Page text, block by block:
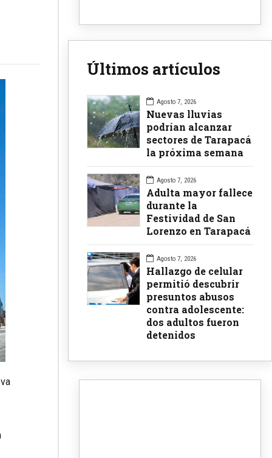
Últimos artículos
Agosto 7, 2026
Nuevas lluvias
podrían alcanzar
sectores de Tarapacá
la próxima semana
Agosto 7, 2026
Adulta mayor fallece
durante la
Festividad de San
Lorenzo en Tarapacá
Agosto 7, 2026
Hallazgo de celular
permitió descubrir
presuntos abusos
contra adolescente:
dos adultos fueron
detenidos